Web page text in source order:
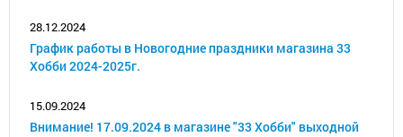
28.12.2024
График работы в Новогодние праздники магазина 33
Хобби 2024-2025г.
15.09.2024
Внимание! 17.09.2024 в магазине "33 Хобби" выходной